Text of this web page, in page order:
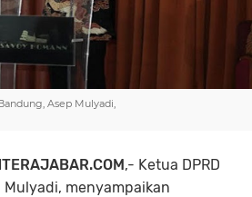
Asep Mulyadi,
,- Ketua DPRD
menyampaikan